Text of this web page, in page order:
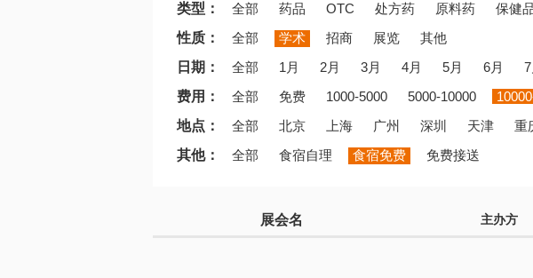
类型： 全部 药品 OTC 处方药 原料药 保健
性质：
全部 学术 招商 展览
其他
日期：
全部 1月 2月 3月 4月 5月 6月 7
费用：
全部 免费 1000-5000 5000-10000
地点：
全部 北京 上海 广州 深圳 天津 重
其他：
全部 食宿自理 食宿免费 免费接送
展会名 主办方